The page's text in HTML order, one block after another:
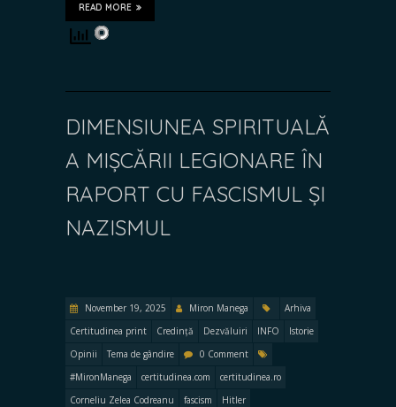
READ MORE
DIMENSIUNEA SPIRITUALĂ
A MIȘCĂRII LEGIONARE ÎN
RAPORT CU FASCISMUL ȘI
NAZISMUL
November 19, 2025 Miron Manega
Arhiva
Certitudinea print
Credință Dezvăluiri INFO
Istorie
Opinii
Tema de gândire
0 Comment
#MironManega
certitudinea.com
certitudinea.ro
Corneliu Zelea Codreanu
fascism
Hitler